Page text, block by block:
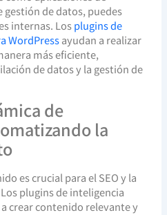
de datos, puedes
internas. Losplugins de
WordPressayudan a realizar
más eficiente,
de datos y la gestión de
de
la
es crucial para el SEO y la
plugins de inteligencia
crear contenido relevante y